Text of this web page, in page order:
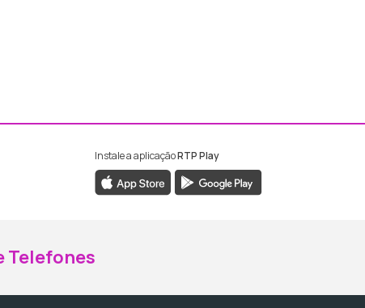
da RTP Madeira
da RTP Madeira
Instale a aplicaçãoRTP Play
Telefones